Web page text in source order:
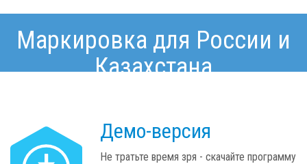
Маркировка для России и
Казахстана
Демо-версия
Не тратьте время зря - скачайте программу